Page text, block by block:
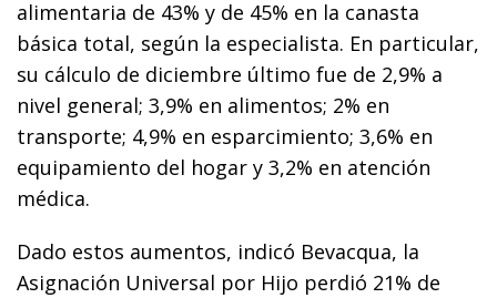
alimentaria de 43% y de 45% en la canasta
básica total, según la especialista. En particular,
su cálculo de diciembre último fue de 2,9% a
nivel general; 3,9% en alimentos; 2% en
transporte; 4,9% en esparcimiento; 3,6% en
equipamiento del hogar y 3,2% en atención
médica.
Dado estos aumentos, indicó Bevacqua, la
Asignación Universal por Hijo perdió 21% de